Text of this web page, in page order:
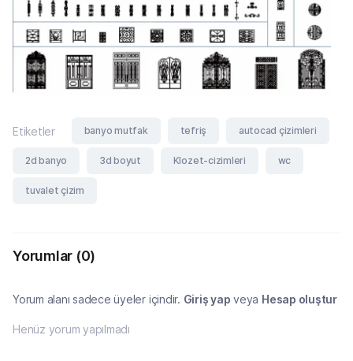
Etiketler banyo mutfak tefriş autocad çizimleri
2d banyo 3d boyut Klozet-cizimleri wc
tuvalet çizim
Yorumlar (0)
Yorum alanı sadece üyeler içindir. Giriş yap veya Hesap oluştur
Henüz yorum yapılmadı